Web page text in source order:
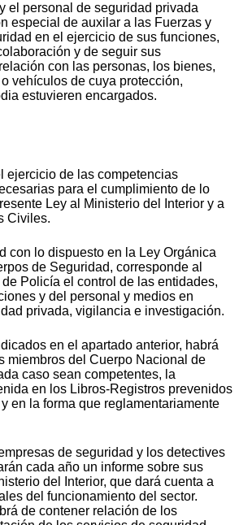
el personal de seguridad privada
especial de auxilar a las Fuerzas y
en el ejercicio de sus funciones,
y de seguir sus
con las personas, los bienes,
vehículos de cuya protección,
estuvieren encargados.
ejercicio de las competencias
para el cumplimiento de lo
Ley al Ministerio del Interior y a
Civiles.
con lo dispuesto en la Ley Orgánica
de Seguridad, corresponde al
Policía el control de las entidades,
y del personal y medios en
privada, vigilancia e investigación.
en el apartado anterior, habrá
miembros del Cuerpo Nacional de
caso sean competentes, la
en los Libros-Registros prevenidos
en la forma que reglamentariamente
de seguridad y los detectives
cada año un informe sobre sus
del Interior, que dará cuenta a
del funcionamiento del sector.
de contener relación de los